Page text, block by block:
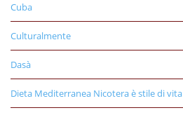
Cuba
Culturalmente
Dasà
Dieta Mediterranea Nicotera è stile di vita